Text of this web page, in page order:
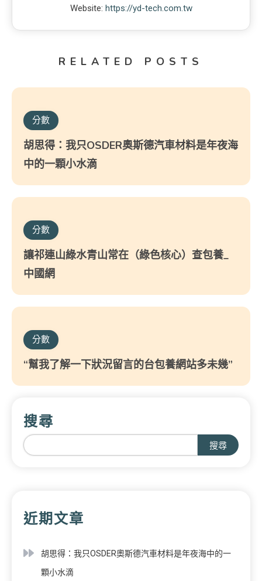
Website: https://yd-tech.com.tw
RELATED POSTS
分數
胡思得：我只OSDER奧斯德汽車材料是年夜海
中的一顆小水滴
分數
讓祁連山綠水青山常在（綠色核心）查包養_
中國網
分數
“幫我了解一下狀況留言的台包養網站多未幾”
搜尋
搜尋
近期文章
胡思得：我只OSDER奧斯德汽車材料是年夜海中的一
顆小水滴